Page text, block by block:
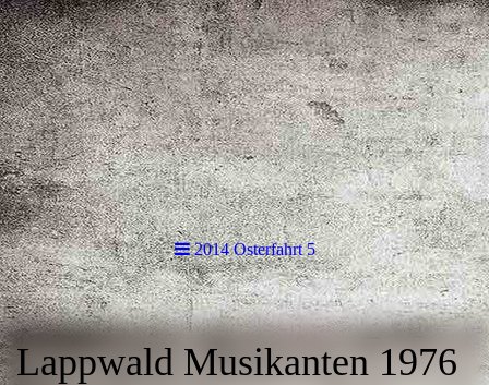
2014 Osterfahrt 5
Lappwald Musikanten 1976